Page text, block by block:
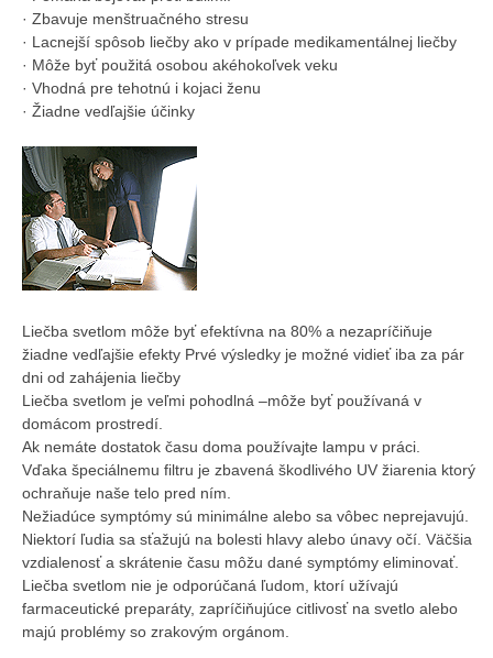
· Zbavuje menštruačného stresu
· Lacnejší spôsob liečby ako v prípade medikamentálnej liečby
· Môže byť použitá osobou akéhokoľvek veku
· Vhodná pre tehotnú i kojaci ženu
· Žiadne vedľajšie účinky
Liečba svetlom môže byť efektívna na 80% a nezapríčiňuje
žiadne vedľajšie efekty Prvé výsledky je možné vidieť iba za pár
dni od zahájenia liečby
Liečba svetlom je veľmi pohodlná –môže byť používaná v
domácom prostredí.
Ak nemáte dostatok času doma používajte lampu v práci.
Vďaka špeciálnemu filtru je zbavená škodlivého UV žiarenia ktorý
ochraňuje naše telo pred ním.
Nežiadúce symptómy sú minimálne alebo sa vôbec neprejavujú.
Niektorí ľudia sa sťažujú na bolesti hlavy alebo únavy očí. Väčšia
vzdialenosť a skrátenie času môžu dané symptómy eliminovať.
Liečba svetlom nie je odporúčaná ľudom, ktorí užívajú
farmaceutické preparáty, zapríčiňujúce citlivosť na svetlo alebo
majú problémy so zrakovým orgánom.